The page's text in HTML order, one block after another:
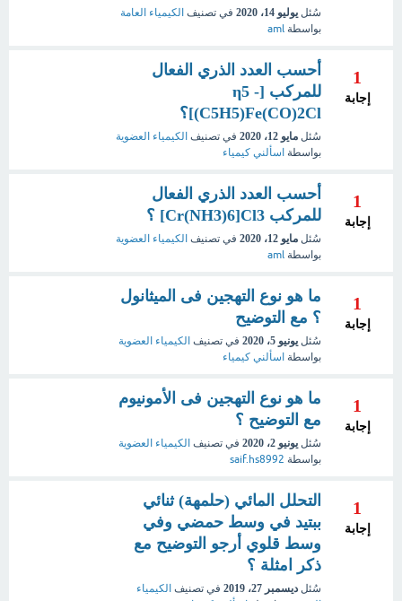
سُئل يوليو 14، 2020 في تصنيف الكيمياء العامة
بواسطة aml
1
إجابة
أحسب العدد الذري الفعال
للمركب [η5 -
C5H5)Fe(CO)2Cl)]؟
سُئل مايو 12، 2020 في تصنيف الكيمياء العضوية
بواسطة اسألني كيمياء
1
إجابة
أحسب العدد الذري الفعال
للمركب Cr(NH3)6]Cl3] ؟
سُئل مايو 12، 2020 في تصنيف الكيمياء العضوية
بواسطة aml
1
إجابة
ما هو نوع التهجين فى الميثانول
؟ مع التوضيح
سُئل يونيو 5، 2020 في تصنيف الكيمياء العضوية
بواسطة اسألني كيمياء
1
إجابة
ما هو نوع التهجين فى الأمونيوم
مع التوضيح ؟
سُئل يونيو 2، 2020 في تصنيف الكيمياء العضوية
بواسطة saif.hs8992
1
إجابة
التحلل المائي (حلمهة) ثنائي
ببتيد في وسط حمضي وفي
وسط قلوي أرجو التوضيح مع
ذكر امثلة ؟
سُئل ديسمبر 27، 2019 في تصنيف الكيمياء